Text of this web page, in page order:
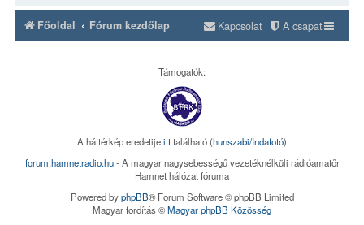
Főoldal Fórum kezdőlap A csapat
Kapcsolat
Támogatók:
A háttérkép eredetijeitttalálható (hunszabi/Indafotó)
forum.hamnetradio.hu- A magyar nagysebességű vezetéknélküli rádióamatőr
Hamnet hálózat fóruma
Powered byphpBB® Forum Software © phpBB Limited
Magyar fordítás ©Magyar phpBB Közösség